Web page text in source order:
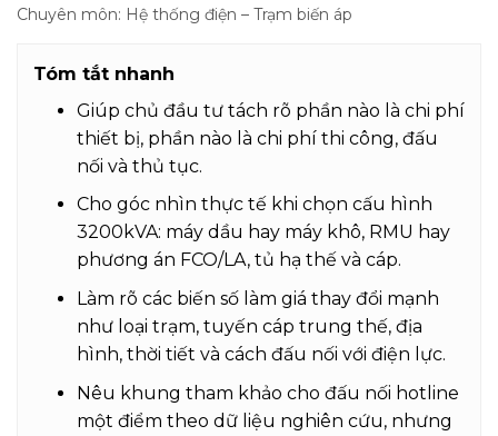
Chuyên môn: Hệ thống điện – Trạm biến áp
Tóm tắt nhanh
Giúp chủ đầu tư tách rõ phần nào là chi phí
thiết bị, phần nào là chi phí thi công, đấu
nối và thủ tục.
Cho góc nhìn thực tế khi chọn cấu hình
3200kVA: máy dầu hay máy khô, RMU hay
phương án FCO/LA, tủ hạ thế và cáp.
Làm rõ các biến số làm giá thay đổi mạnh
như loại trạm, tuyến cáp trung thế, địa
hình, thời tiết và cách đấu nối với điện lực.
Nêu khung tham khảo cho đấu nối hotline
một điểm theo dữ liệu nghiên cứu, nhưng